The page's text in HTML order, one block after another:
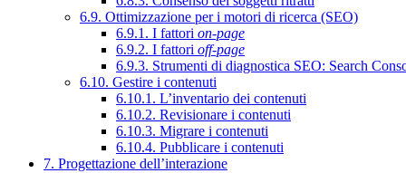
6.9. Ottimizzazione per i motori di ricerca (SEO)
6.9.1. I fattori on-page
6.9.2. I fattori off-page
6.9.3. Strumenti di diagnostica SEO: Search
6.10. Gestire i contenuti
6.10.1. L’inventario dei contenuti
6.10.2. Revisionare i contenuti
6.10.3. Migrare i contenuti
6.10.4. Pubblicare i contenuti
7. Progettazione dell’interazione